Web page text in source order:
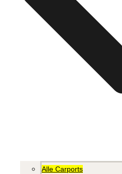
Alle Carports